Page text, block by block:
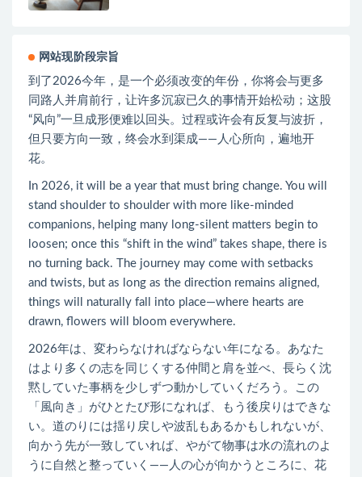
网站现阶段宗旨
到了2026今年，是一个必须改变的年份，你将会与更多
同路人并肩前行，让许多沉寂已久的事情开始松动；这股
“风向”一旦成形便难以回头。过程或许会有反复与波折，
但只要方向一致，终会水到渠成——人心所向，遍地开
花。
In 2026, it will be a year that must bring change. You will
stand shoulder to shoulder with more like-minded
companions, helping many long-silent matters begin to
loosen; once this “shift in the wind” takes shape, there is
no turning back. The journey may come with setbacks
and twists, but as long as the direction remains aligned,
things will naturally fall into place—where hearts are
drawn, flowers will bloom everywhere.
2026年は、変わらなければならない年になる。あなた
はより多くの志を同じくする仲間と肩を並べ、長らく沈
黙していた事柄を少しずつ動かしていくだろう。この
「風向き」がひとたび形になれば、もう後戻りはできな
い。道のりには揺り戻しや波乱もあるかもしれないが、
向かう先が一致していれば、やがて物事は水の流れのよ
うに自然と整っていく――人の心が向かうところに、花